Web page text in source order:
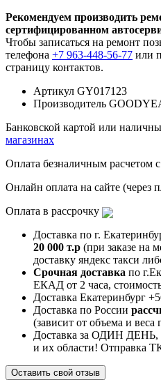
Рекомендуем производить
сертифицированном
Чтобы записаться на ремонт
телефона +7 963-448-56-77 или
страницу контактов.
Артикул GY017123
Производитель
Банковской картой или
магазинах
Оплата безналичным расчетом
Онлайн оплата на сайте
Оплата в рассрочку
Доставка по г.
20 000 т.р (при заказе на
доставку яндекс такси
Срочная доставка по
ЕКАД от 2 часа,
Доставка Екатеринбург
Доставка по России
(зависит от объема и веса
Доставка за ОДИН ДЕНЬ,
и их области! Отправка
Оставить свой отзыв